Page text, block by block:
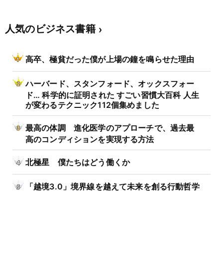
人気のビジネス書籍
高卒、極貧だった僕が上場の鐘を鳴らせた理由
ハーバード、スタンフォード、オックスフォー
ド… 科学的に証明された すごい習慣大百科 人生
が変わるテクニック112個集めました
最高の体調 進化医学のアプローチで、過去最
高のコンディションを実現する方法
北極星 僕たちはどう働くか
「越境3.0」境界線を越えて未来を創る行動哲学